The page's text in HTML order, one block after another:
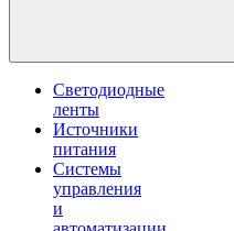
Светодиодные
ленты
Источники
питания
Системы
управления
и